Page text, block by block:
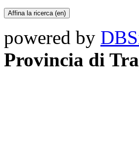
powered by
Provincia di